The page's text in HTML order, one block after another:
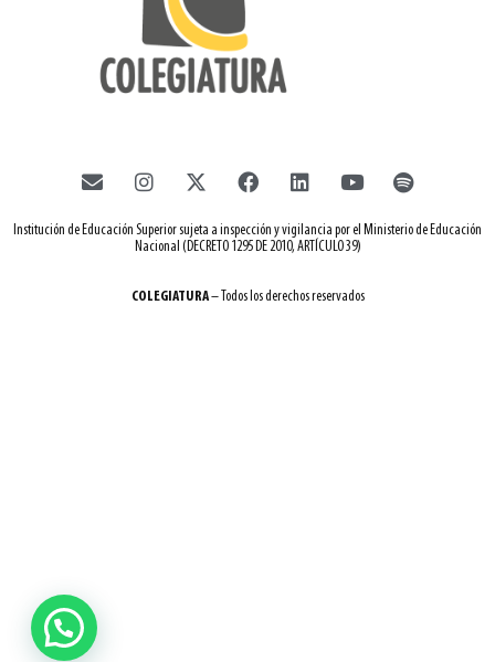
Institución de Educación Superior sujeta a inspección y vigilancia por el Ministerio de Educación
Nacional (DECRETO 1295 DE 2010, ARTÍCULO 39)
COLEGIATURA– Todos los derechos reservados